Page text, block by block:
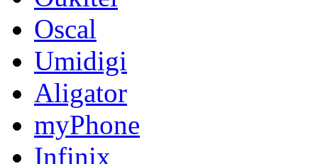
Oscal
Umidigi
Aligator
myPhone
Infinix